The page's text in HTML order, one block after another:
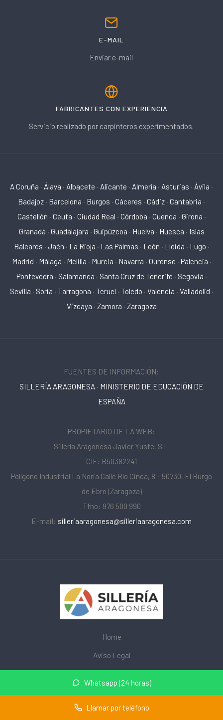
Whatsapp (24 horas)
Llamar por teléfono
E-MAIL
Enviar e-mail
FABRICANTES CON EXPERIENCIA
Servicio realizado por carpinteros experimentados.
A Coruña · Álava · Albacete · Alicante · Almería · Asturias · Ávila ·
Badajoz · Barcelona · Burgos · Cáceres · Cádiz · Cantabria ·
Castellón · Ceuta · Ciudad Real · Córdoba · Cuenca · Girona ·
Granada · Guadalajara · Guipúzcoa · Huelva · Huesca · Islas
Baleares · Jaén · La Rioja · Las Palmas · León · Lleida · Lugo ·
Madrid · Málaga · Melilla · Murcia · Navarra · Ourense · Palencia ·
Pontevedra · Salamanca · Santa Cruz de Tenerife · Segovia ·
Sevilla · Soria · Tarragona · Teruel · Toledo · Valencia · Valladolid ·
Vizcaya · Zamora · Zaragoza
FUENTES DE INFORMACIÓN:
SILLERÍA ARAGONESA · MINISTERIO DE EDUCACIÓN DE
ESPAÑA
PROPIETARIO DE LA WEB:
Sillería Aragonesa Javier Yuste, S.L.
CIF: B50382241
Polígono Industrial La Noria Calle Río Cinca, 8 – 50730, El Burgo
de Ebro (Zaragoza)
Tfno: 976 500 990
E-mail: silleriaaragonesa@silleriaaragonesa.com
Home
Aviso Legal
© 2026 mobiliarioescolar.site · Web de mobiliario escolar cerca